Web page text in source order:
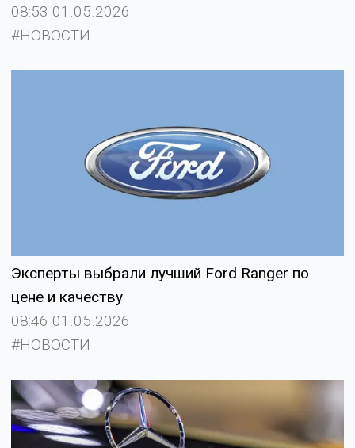
08:53 01.05.2026
#НОВОСТИ
Эксперты выбрали лучший Ford Ranger по
цене и качеству
08:46 01.05.2026
#НОВОСТИ